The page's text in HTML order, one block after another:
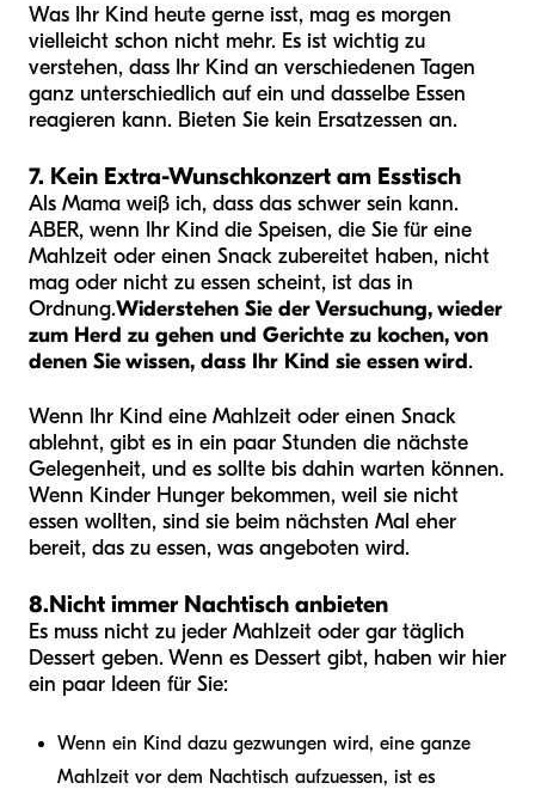
Was Ihr Kind heute gerne isst, mag es morgen
vielleicht schon nicht mehr. Es ist wichtig zu
verstehen, dass Ihr Kind an verschiedenen Tagen
ganz unterschiedlich auf ein und dasselbe Essen
reagieren kann. Bieten Sie kein Ersatzessen an.
7. Kein Extra-Wunschkonzert am Esstisch
Als Mama weiß ich, dass das schwer sein kann.
ABER, wenn Ihr Kind die Speisen, die Sie für eine
Mahlzeit oder einen Snack zubereitet haben, nicht
mag oder nicht zu essen scheint, ist das in
Ordnung.Widerstehen Sie der Versuchung, wieder
zum Herd zu gehen und Gerichte zu kochen, von
denen Sie wissen, dass Ihr Kind sie essen wird.
Wenn Ihr Kind eine Mahlzeit oder einen Snack
ablehnt, gibt es in ein paar Stunden die nächste
Gelegenheit, und es sollte bis dahin warten können.
Wenn Kinder Hunger bekommen, weil sie nicht
essen wollten, sind sie beim nächsten Mal eher
bereit, das zu essen, was angeboten wird.
8.Nicht immer Nachtisch anbieten
Es muss nicht zu jeder Mahlzeit oder gar täglich
Dessert geben. Wenn es Dessert gibt, haben wir hier
ein paar Ideen für Sie:
Wenn ein Kind dazu gezwungen wird, eine ganze
Mahlzeit vor dem Nachtisch aufzuessen, ist es